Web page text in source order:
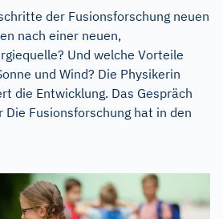
der Fusionsforschung neuen
nach einer neuen,
Und welche Vorteile
und Wind? Die Physikerin
die Entwicklung. Das Gespräch
Fusionsforschung hat in den